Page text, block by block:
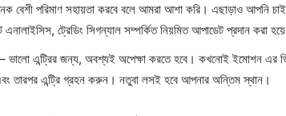
বেশী পরিমাণ সহায়তা করবে বলে আমরা আশা করি। এছাড়াও আপনি
এনালাইসিস, ট্রেডিং সিগন্যাল সম্পর্কিত নিয়মিত আপাডেট প্রদান করা
ভালো এন্ট্রির জন্য, অবশ্যই অপেক্ষা করতে হবে। কখনোই ইমোশন এর
তারপর এন্ট্রি গ্রহন করুন। নতুবা লসই হবে আপনার অন্তিম স্থান।